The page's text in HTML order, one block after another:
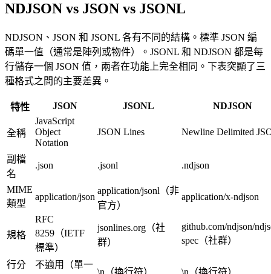
NDJSON vs JSON vs JSONL
NDJSON、JSON 和 JSONL 各有不同的結構。標準 JSON 編
碼單一值（通常是陣列或物件）。JSONL 和 NDJSON 都是每
行儲存一個 JSON 值，兩者在功能上完全相同。下表突顯了三
種格式之間的主要差異。
特性 JSON JSONL NDJSON
全稱
JavaScript
Object
Notation
JSON Lines Newline Delimited
副檔
名
.json .jsonl .ndjson
MIME
類型
application/json
application/jsonl（非
官方）
application/x-ndjson
規格
RFC
8259（IETF
標準）
jsonlines.org（社
群）
github.com/ndjson/
spec（社群）
行分
不適用（單一